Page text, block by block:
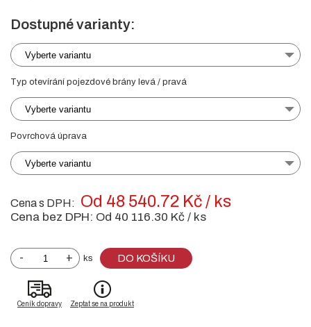
Dostupné varianty:
Vyberte variantu
Typ otevírání pojezdové brány levá / pravá
Vyberte variantu
Povrchová úprava
Vyberte variantu
Cena s DPH: Od 48 540.72 Kč / ks
Cena bez DPH: Od 40 116.30 Kč / ks
- + ks DO KOŠÍKU
Ceník dopravy Zeptat se na produkt